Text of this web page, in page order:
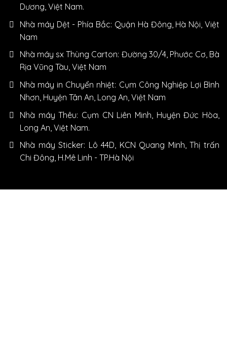
Dương, Việt Nam.
Nhà máy Dệt - Phía Bắc: Quận Hà Đông, Hà Nội, Việt
Nam
Nhà máy sx Thùng Carton: Đường 30/4, Phước Cơ, Bà
Rịa Vũng Tàu, Việt Nam
Nhà máy in Chuyển nhiệt: Cụm Công Nghiệp Lợi Bình
Nhơn, Huyện Tân An, Long An, Việt Nam
Nhà máy Thêu: Cụm CN Liên Minh, Huyện Đức Hòa,
Long An, Việt Nam.
Nhà máy Sticker: Lô 44D, KCN Quang Minh, Thị trấn
Chi Đông, H.Mê Linh - TP.Hà Nội